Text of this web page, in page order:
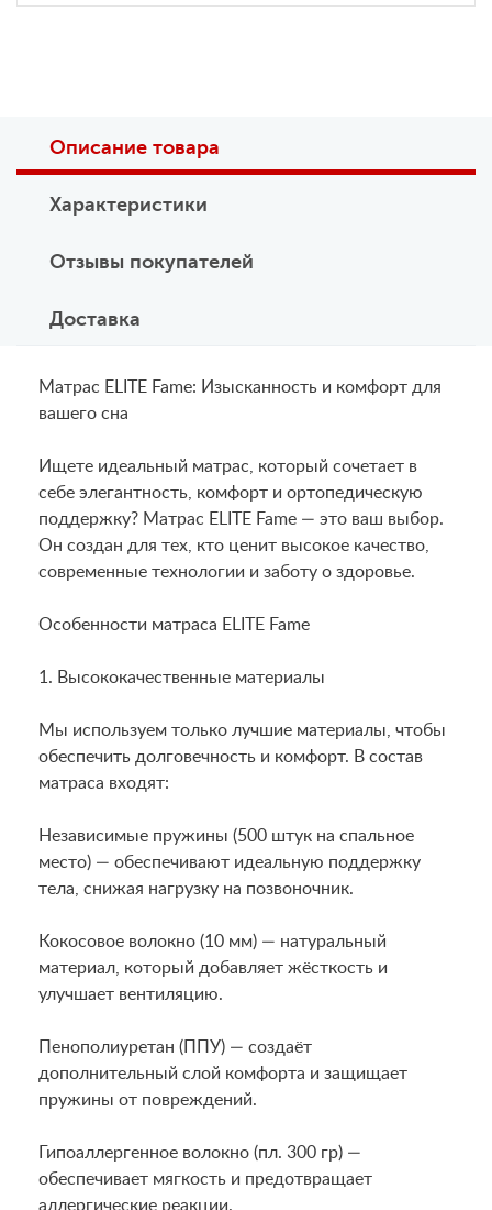
Описание товара
Характеристики
Отзывы покупателей
Доставка
Матрас ELITE Fame: Изысканность и комфорт для
вашего сна
Ищете идеальный матрас, который сочетает в
себе элегантность, комфорт и ортопедическую
поддержку? Матрас ELITE Fame — это ваш выбор.
Он создан для тех, кто ценит высокое качество,
современные технологии и заботу о здоровье.
Особенности матраса ELITE Fame
1. Высококачественные материалы
Мы используем только лучшие материалы, чтобы
обеспечить долговечность и комфорт. В состав
матраса входят:
Независимые пружины (500 штук на спальное
место) — обеспечивают идеальную поддержку
тела, снижая нагрузку на позвоночник.
Кокосовое волокно (10 мм) — натуральный
материал, который добавляет жёсткость и
улучшает вентиляцию.
Пенополиуретан (ППУ) — создаёт
дополнительный слой комфорта и защищает
пружины от повреждений.
Гипоаллергенное волокно (пл. 300 гр) —
обеспечивает мягкость и предотвращает
аллергические реакции.